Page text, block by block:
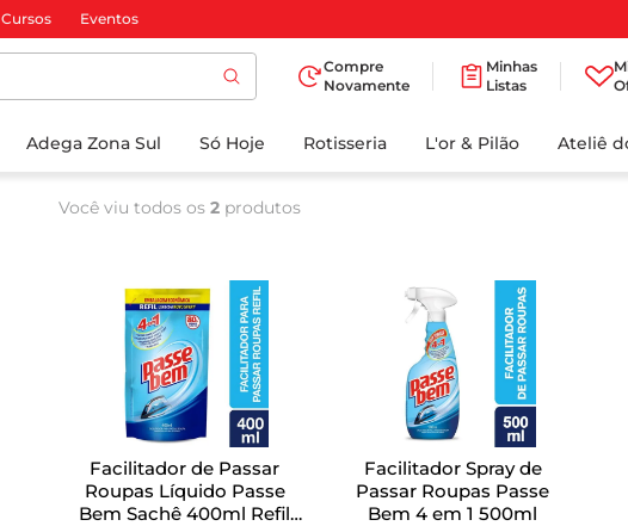
Cursos Eventos
Compre
Novamente
Minhas
Listas
Adega Zona Sul Só Hoje Rotisseria L'or & Pilão Ateliê
Você viu todos os2 produtos
Facilitador de Passar
Roupas Líquido Passe
Bem Sachê 400ml Refil
Facilitador Spray de
Passar Roupas Passe
Bem 4 em 1 500ml
BUSCADOS
biscoito
9º
chocolate